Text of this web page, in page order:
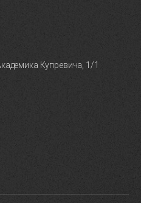
Купревича, 1/1